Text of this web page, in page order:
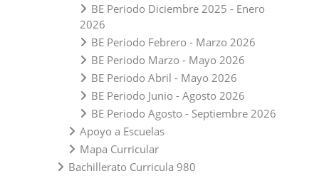
BE Periodo Diciembre 2025 - Enero
2026
BE Periodo Febrero - Marzo 2026
BE Periodo Marzo - Mayo 2026
BE Periodo Abril - Mayo 2026
BE Periodo Junio - Agosto 2026
BE Periodo Agosto - Septiembre 2026
Apoyo a Escuelas
Mapa Curricular
Bachillerato Curricula 980